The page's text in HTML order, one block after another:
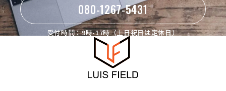
080-1267-5431
受付時間：9時-17時（土日祝日は定休日）